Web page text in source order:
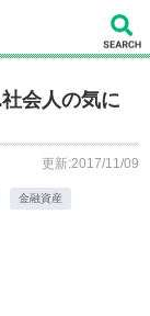
会人の気に
更新:2017/11/09
金融資産